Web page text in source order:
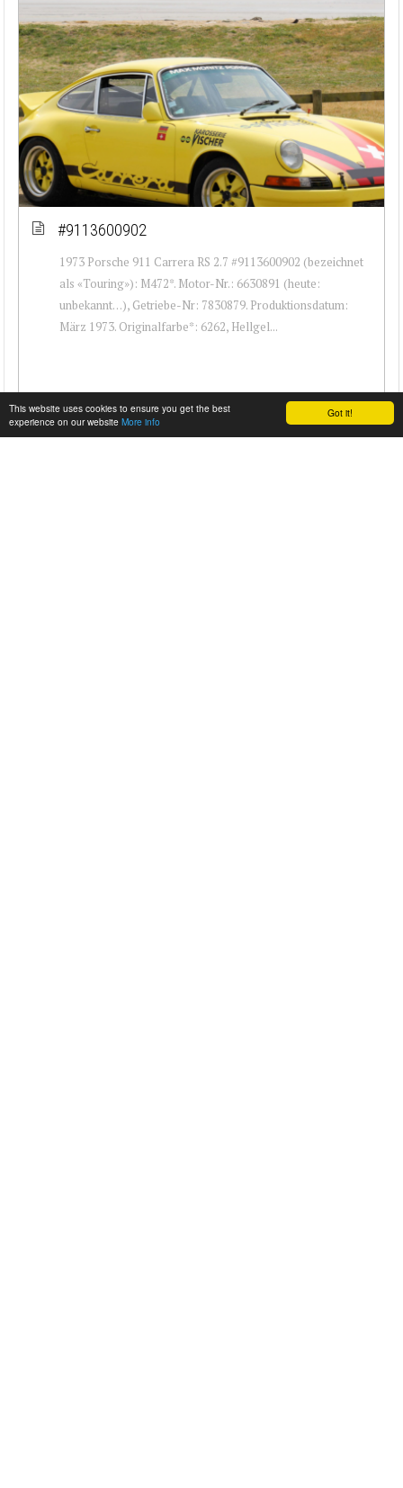
Got it!
This website uses cookies to ensure you get the best
experience on our website More info
#9113600902
1973 Porsche 911 Carrera RS 2.7 #9113600902 (bezeichnet
als «Touring»): M472*. Motor-Nr.: 6630891 (heute:
unbekannt…), Getriebe-Nr: 7830879. Produktionsdatum:
März 1973. Originalfarbe*: 6262, Hellgel...